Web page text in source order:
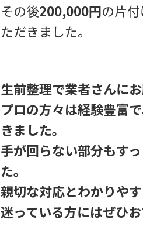
その後200,000円の片
ただきました。
生前整理で業者さんに
プロの方々は経験豊富
きました。
手が回らない部分もす
た。
親切な対応とわかりや
迷っている方にはぜひ